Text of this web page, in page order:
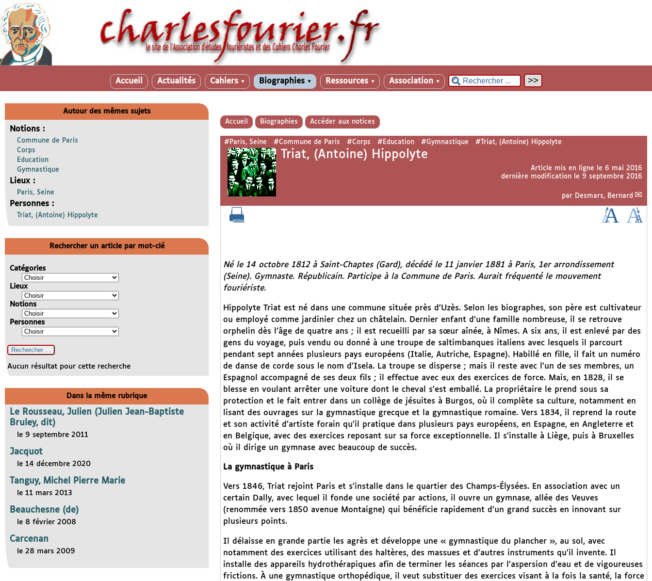
Accueil Actualités Cahiers ▼ Biographies ▼ Ressources ▼ Association ▼
Accueil Biographies Accéder aux notices
#Paris, Seine #Commune de Paris #Corps #Education #Gymnastique #Triat, (Antoine) Hippolyte
Triat, (Antoine) Hippolyte
Article mis en ligne le 6 mai 2016
dernière modification le 9 septembre 2016
par Desmars, Bernard
Né le 14 octobre 1812 à Saint-Chaptes (Gard), décédé le 11 janvier 1881 à Paris, 1er arrondissement
(Seine). Gymnaste. Républicain. Participe à la Commune de Paris. Aurait fréquenté le mouvement
fouriériste.
Hippolyte Triat est né dans une commune située près d’Uzès. Selon les biographes, son père est cultivateur
ou employé comme jardinier chez un châtelain. Dernier enfant d’une famille nombreuse, il se retrouve
orphelin dès l’âge de quatre ans ; il est recueilli par sa sœur aînée, à Nîmes. A six ans, il est enlevé par des
gens du voyage, puis vendu ou donné à une troupe de saltimbanques italiens avec lesquels il parcourt
pendant sept années plusieurs pays européens (Italie, Autriche, Espagne). Habillé en fille, il fait un numéro
de danse de corde sous le nom d’Isela. La troupe se disperse ; mais il reste avec l’un de ses membres, un
Espagnol accompagné de ses deux fils ; il effectue avec eux des exercices de force. Mais, en 1828, il se
blesse en voulant arrêter une voiture dont le cheval s’est emballé. La propriétaire le prend sous sa
protection et le fait entrer dans un collège de jésuites à Burgos, où il complète sa culture, notamment en
lisant des ouvrages sur la gymnastique grecque et la gymnastique romaine. Vers 1834, il reprend la route
et son activité d’artiste forain qu’il pratique dans plusieurs pays européens, en Espagne, en Angleterre et
en Belgique, avec des exercices reposant sur sa force exceptionnelle. Il s’installe à Liège, puis à Bruxelles
où il dirige un gymnase avec beaucoup de succès.
La gymnastique à Paris
Vers 1846, Triat rejoint Paris et s’installe dans le quartier des Champs-Élysées. En association avec un
certain Dally, avec lequel il fonde une société par actions, il ouvre un gymnase, allée des Veuves
(renommée vers 1850 avenue Montaigne) qui bénéficie rapidement d’un grand succès en innovant sur
plusieurs points.
Il délaisse en grande partie les agrès et développe une « gymnastique du plancher », au sol, avec
notamment des exercices utilisant des haltères, des massues et d’autres instruments qu’il invente. Il
installe des appareils hydrothérapiques afin de terminer les séances par l’aspersion d’eau et de vigoureuses
frictions. À une gymnastique orthopédique, il veut substituer des exercices visant à la fois la santé, la force
Autour des mêmes sujets
Notions :
Commune de Paris
Corps
Education
Gymnastique
Lieux :
Paris, Seine
Personnes :
Triat, (Antoine) Hippolyte
Rechercher un article par mot-clé
Catégories
Lieux
Notions
Personnes
Aucun résultat pour cette recherche
Dans la même rubrique
Le Rousseau, Julien (Julien Jean-Baptiste
Bruley, dit)
le 9 septembre 2011
Jacquot
le 14 décembre 2020
Tanguy, Michel Pierre Marie
le 11 mars 2013
Beauchesne (de)
le 8 février 2008
Carcenan
le 28 mars 2009